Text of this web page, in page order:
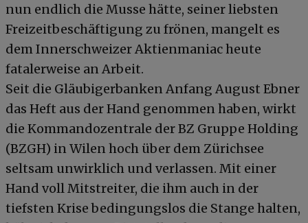
nun endlich die Musse hätte, seiner liebsten
Freizeitbeschäftigung zu frönen, mangelt es
dem Innerschweizer Aktienmaniac heute
fatalerweise an Arbeit.
Seit die Gläubigerbanken Anfang August Ebner
das Heft aus der Hand genommen haben, wirkt
die Kommandozentrale der BZ Gruppe Holding
(BZGH) in Wilen hoch über dem Zürichsee
seltsam unwirklich und verlassen. Mit einer
Hand voll Mitstreiter, die ihm auch in der
tiefsten Krise bedingungslos die Stange halten,